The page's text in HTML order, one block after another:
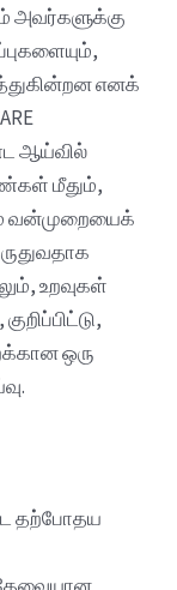
அவர்களுக்கு
எனக்
ஆய்வில்
மீதும்,
வன்முறையைக்
உறவுகள்
ஒரு
தற்போதய